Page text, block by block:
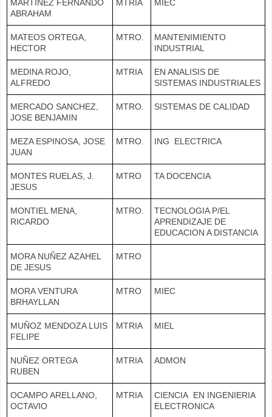
MARTINEZ FERNANDO
ABRAHAM
MTRIA MIEC
MATEOS ORTEGA,
HECTOR
MTRO.
MANTENIMIENTO
INDUSTRIAL
MEDINA ROJO,
ALFREDO
MTRIA
EN ANALISIS DE
SISTEMAS INDUSTRIALES
MERCADO SANCHEZ,
JOSE BENJAMIN
MTRO. SISTEMAS DE CALIDAD
MEZA ESPINOSA, JOSE
JUAN
MTRO. ING ELECTRICA
MONTES RUELAS, J.
JESUS
MTRO TA DOCENCIA
MONTIEL MENA,
RICARDO
MTRO.
TECNOLOGIA P/EL
APRENDIZAJE DE
EDUCACION A DISTANCIA
MORA NUÑEZ AZAHEL
DE JESUS
MTRO
MORA VENTURA
BRHAYLLAN
MTRO MIEC
MUÑOZ MENDOZA LUIS
FELIPE
MTRIA MIEL
NUÑEZ ORTEGA
RUBEN
MTRIA ADMON
OCAMPO ARELLANO,
OCTAVIO
MTRIA
CIENCIA EN INGENIERIA
ELECTRONICA